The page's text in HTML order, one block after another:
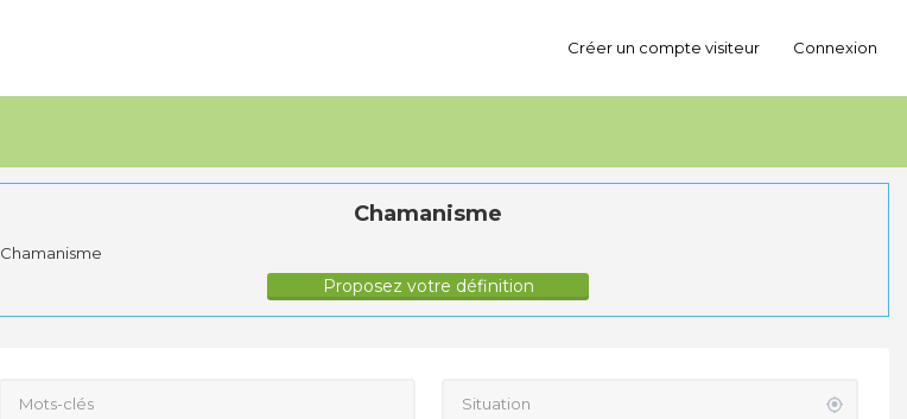
Créer un compte visiteur Connexion
Chamanisme
Chamanisme
Proposez votre définition